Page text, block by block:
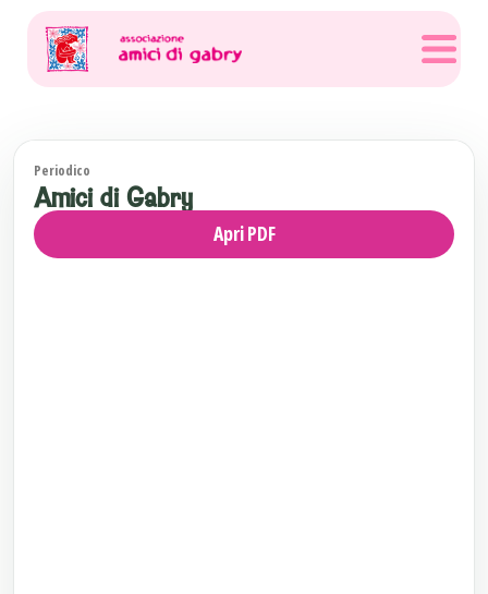
Periodico
Amici di Gabry
Apri PDF